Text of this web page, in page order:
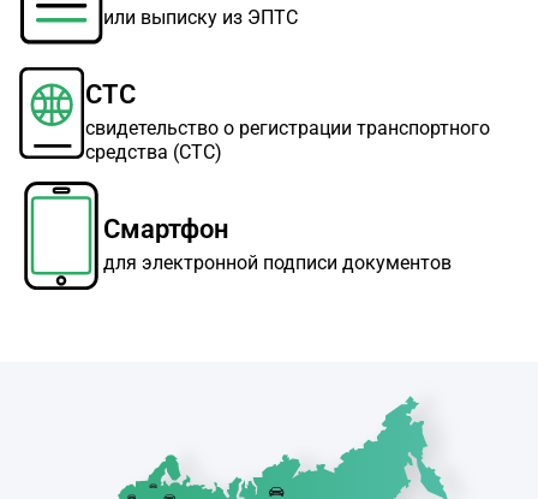
или выписку из ЭПТС
СТС
свидетельство о регистрации транспортного
средства (СТС)
Смартфон
для электронной подписи документов